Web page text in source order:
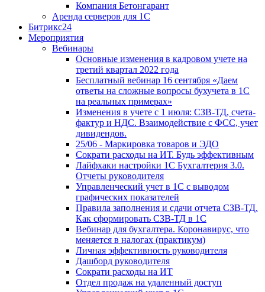
Компания Бетонгарант
Аренда серверов для 1С
Битрикс24
Мероприятия
Вебинары
Основные изменения в кадровом учете на
третий квартал 2022 года
Бесплатный вебинар 16 сентября «Даем
ответы на сложные вопросы бухучета в 1С
на реальных примерах»
Изменения в учете с 1 июля: СЗВ-ТД, счета-
фактур и НДС. Взаимодействие с ФСС, учет
дивидендов.
25/06 - Маркировка товаров и ЭДО
Сократи расходы на ИТ. Будь эффективным
Лайфхаки настройки 1С Бухгалтерия 3.0.
Отчеты руководителя
Управленческий учет в 1С с выводом
графических показателей
Правила заполнения и сдачи отчета СЗВ-ТД.
Как сформировать СЗВ-ТД в 1С
Вебинар для бухгалтера. Коронавирус, что
меняется в налогах (практикум)
Личная эффективность руководителя
Дашборд руководителя
Сократи расходы на ИТ
Отдел продаж на удаленный доступ